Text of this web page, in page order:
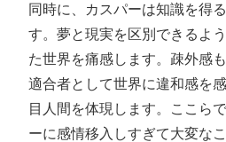
同時に、カスパーは知識を得
す。夢と現実を区別できるよ
た世界を痛感します。疎外感
適合者として世界に違和感を
目人間を体現します。ここら
ーに感情移入しすぎて大変な